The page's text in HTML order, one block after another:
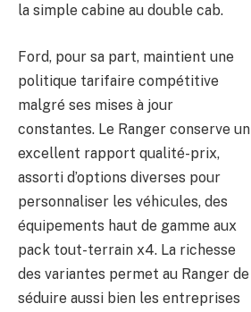
la simple cabine au double cab.
Ford, pour sa part, maintient une
politique tarifaire compétitive
malgré ses mises à jour
constantes. Le Ranger conserve un
excellent rapport qualité-prix,
assorti d’options diverses pour
personnaliser les véhicules, des
équipements haut de gamme aux
pack tout-terrain x4. La richesse
des variantes permet au Ranger de
séduire aussi bien les entreprises